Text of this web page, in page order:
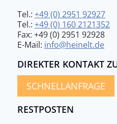
Tel.: +49 (0) 2951 92927
Tel.: +49 (0) 160 2121352
Fax: +49 (0) 2951 92928
E-Mail: info@heinelt.de
DIREKTER KONTAKT
SCHNELLANFRAGE
RESTPOSTEN